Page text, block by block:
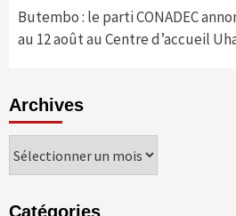
Butembo : le parti CONADEC
au 12 août au Centre d’accueil
Archives
Archives
Catégories